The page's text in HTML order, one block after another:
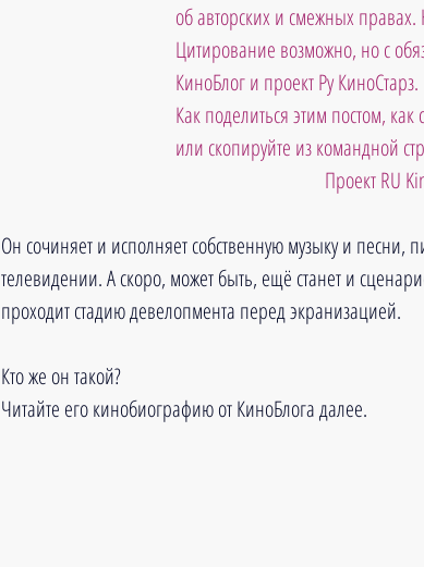
об авторских и смежных
Цитирование возможно, но с
КиноБлог и проект Ру КиноСтарз.
Как поделиться этим постом, как
или скопируйте из командной
Проект RU
Он сочиняет и исполняет собственную музыку и
телевидении. А скоро, может быть, ещё станет и
проходит стадию девелопмента перед экранизацией.
Кто же он такой?
Читайте его кинобиографию от КиноБлога далее.